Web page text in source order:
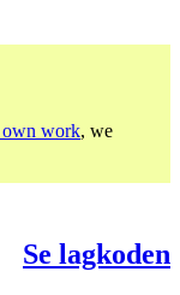
own work, we
Se lagkoden